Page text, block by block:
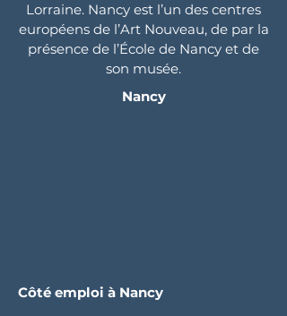
Lorraine. Nancy est l’un des centres
européens de l’Art Nouveau, de par la
présence de l’École de Nancy et de
son musée.
Nancy
Côté emploi à Nancy